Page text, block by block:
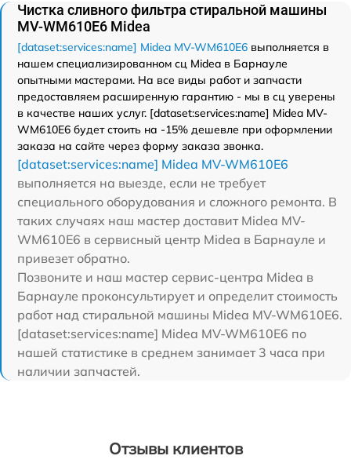
Чистка сливного фильтра стиральной машины
MV-WM610E6 Midea
[dataset:services:name] Midea MV-WM610E6 выполняется в
нашем специализированном сц Midea в Барнауле
опытными мастерами. На все виды работ и запчасти
предоставляем расширенную гарантию - мы в сц уверены
в качестве наших услуг. [dataset:services:name] Midea MV-
WM610E6 будет стоить на -15% дешевле при оформлении
заказа на сайте через форму заказа звонка.
[dataset:services:name] Midea MV-WM610E6
выполняется на выезде, если не требует
специального оборудования и сложного ремонта. В
таких случаях наш мастер доставит Midea MV-
WM610E6 в сервисный центр Midea в Барнауле и
привезет обратно.
Позвоните и наш мастер сервис-центра Midea в
Барнауле проконсультирует и определит стоимость
работ над стиральной машины Midea MV-WM610E6.
[dataset:services:name] Midea MV-WM610E6 по
нашей статистике в среднем занимает 3 часа при
наличии запчастей.
Отзывы клиентов